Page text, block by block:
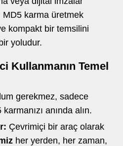
MD5 karma üretmek
kompakt bir temsilini
yoludur.
Kullanmanın Temel
gerekmez, sadece
anında alın.
Çevrimiçi bir araç olarak
her yerden, her zaman,